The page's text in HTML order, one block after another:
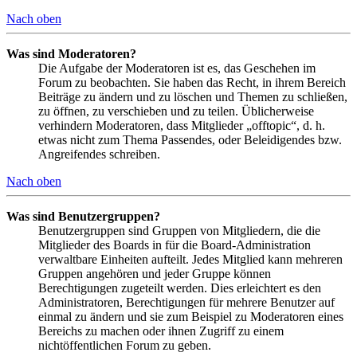
Nach oben
Was sind Moderatoren?
Die Aufgabe der Moderatoren ist es, das Geschehen im
Forum zu beobachten. Sie haben das Recht, in ihrem Bereich
Beiträge zu ändern und zu löschen und Themen zu schließen,
zu öffnen, zu verschieben und zu teilen. Üblicherweise
verhindern Moderatoren, dass Mitglieder „offtopic“, d. h.
etwas nicht zum Thema Passendes, oder Beleidigendes bzw.
Angreifendes schreiben.
Nach oben
Was sind Benutzergruppen?
Benutzergruppen sind Gruppen von Mitgliedern, die die
Mitglieder des Boards in für die Board-Administration
verwaltbare Einheiten aufteilt. Jedes Mitglied kann mehreren
Gruppen angehören und jeder Gruppe können
Berechtigungen zugeteilt werden. Dies erleichtert es den
Administratoren, Berechtigungen für mehrere Benutzer auf
einmal zu ändern und sie zum Beispiel zu Moderatoren eines
Bereichs zu machen oder ihnen Zugriff zu einem
nichtöffentlichen Forum zu geben.